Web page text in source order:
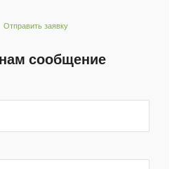
Отправить заявку
сообщение